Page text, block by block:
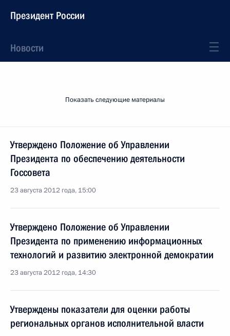
Президент России
Новости
Показать следующие материалы
Утверждено Положение об Управлении
Президента по обеспечению деятельности
Госсовета
23 августа 2012 года, 15:00
Утверждено Положение об Управлении
Президента по применению информационных
технологий и развитию электронной демократии
23 августа 2012 года, 14:30
Утверждены показатели для оценки работы
региональных органов исполнительной власти